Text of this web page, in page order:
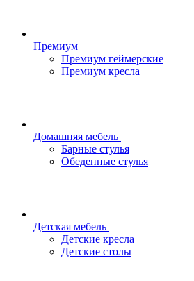
Премиум
Премиум геймерские
Премиум кресла
Домашняя мебель
Барные стулья
Обеденные стулья
Детская мебель
Детские кресла
Детские столы